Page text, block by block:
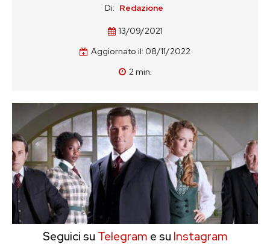
Di: Redazione
13/09/2021
Aggiornato il: 08/11/2022
2min.
Seguici su Telegram e su Instagram